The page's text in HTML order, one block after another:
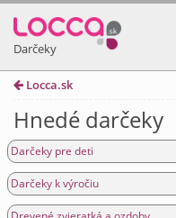
Darčeky
Locca.sk
Hnedé darčeky
Darčeky pre deti
Darčeky k výročiu